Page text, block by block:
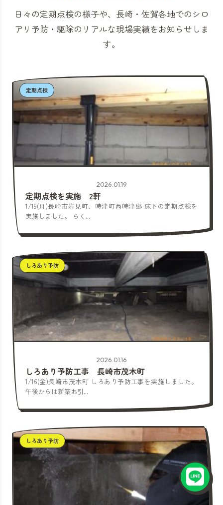
日々の定期点検の様子や、長崎・佐賀各地でのシロ
アリ予防・駆除のリアルな現場実績をお知らせしま
す。
定期点検
2026.01.19
定期点検を実施 2軒
1/19(月)長崎市岩見町、時津町西時津郷 床下の定期点検を
実施しました。 らく...
しろあり予防
2026.01.16
しろあり予防工事 長崎市茂木町
1/16(金)長崎市茂木町 しろあり予防工事を実施しました。
午後からは新築お引...
しろあり予防